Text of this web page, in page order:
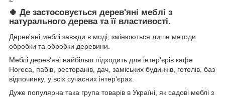
🍀 Де застосовується дерев'яні меблі з
натурального дерева та її властивості.
Дерев'яні меблі завжди в моді, змінюються лише методи
обробки та обробки деревини.
Меблі дерев'яні найбільш підходить для інтер'єрів кафе
Horeca, пабів, ресторанів, дач, заміських будинків, готелів, баз
відпочинку, у всіх сучасних інтер'єрах.
Дуже популярна така група товарів в Україні, як садові меблі з